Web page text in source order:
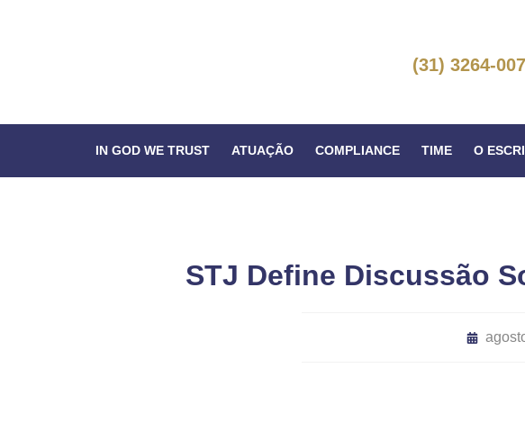
(31) 3264-
IN GOD WE TRUST ATUAÇÃO COMPLIANCE TIME O
STJ Define Discussão